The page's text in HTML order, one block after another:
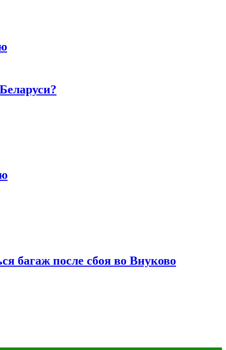
багаж после сбоя во Внуково